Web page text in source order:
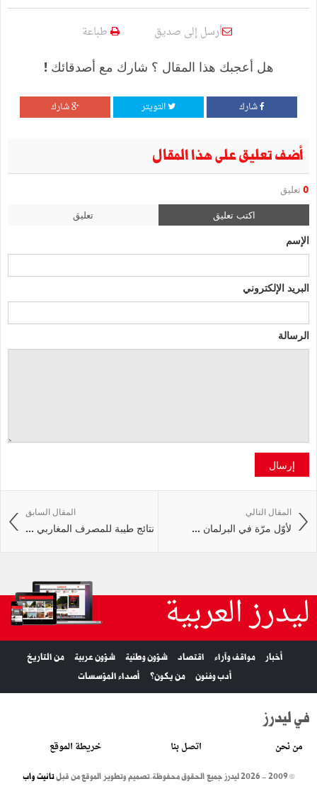
أرسل إلى صديق طباعة
هل أعجبك هذا المقال ؟ شارك مع أصدقائك !
شارك التويتر شارك
أضف تعليق على هذا المقال
0 تعليق
اكتب تعليق تعليق
الإسم
البريد الإلكتروني
الرسالة
إرسال
المقال السابق
نتائج طيبة للمصرف المغاربي ...
المقال التالي
‏لأوّل مرّة في البرلمان ...
ليدرز العربية
أخبار مواقف وآراء اقتصاد شؤون وطنية شؤون عربية
من التاريخ
أدب وفنون
من يكون؟ أصداء المؤسسات
في ليدرز
من نحن اتصل بنا خريطة الموقع
© 2009 - 2026 ليدرز جميع الحقوق محفوظة. تصميم وتطوير الموقع من قبلتانيت واب